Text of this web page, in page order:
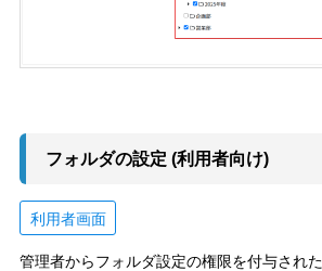
フォルダの設定 (利用者向け)
利用者画面
管理者からフォルダ設定の権限を付与され